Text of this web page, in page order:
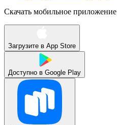
Скачать мобильное приложение
Загрузите в App Store
Доступно в Google Play